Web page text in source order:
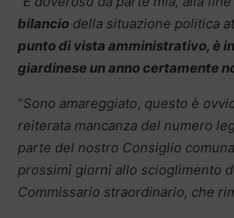
bilancio della situazione politica
punto di vista amministrativo, è
giardinese un anno certamente
“Sono amareggiato, questo è
reiterata mancanza del numero
parte del nostro Consiglio
prossimi giorni allo scioglimento
Commissario straordinario, che